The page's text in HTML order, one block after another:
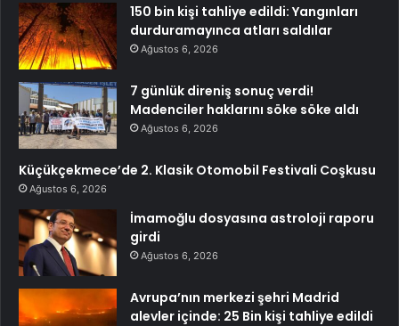
150 bin kişi tahliye edildi: Yangınları
durduramayınca atları saldılar
Ağustos 6, 2026
7 günlük direniş sonuç verdi!
Madenciler haklarını söke söke aldı
Ağustos 6, 2026
Küçükçekmece’de 2. Klasik Otomobil Festivali Coşkusu
Ağustos 6, 2026
İmamoğlu dosyasına astroloji raporu
girdi
Ağustos 6, 2026
Avrupa’nın merkezi şehri Madrid
alevler içinde: 25 Bin kişi tahliye edildi